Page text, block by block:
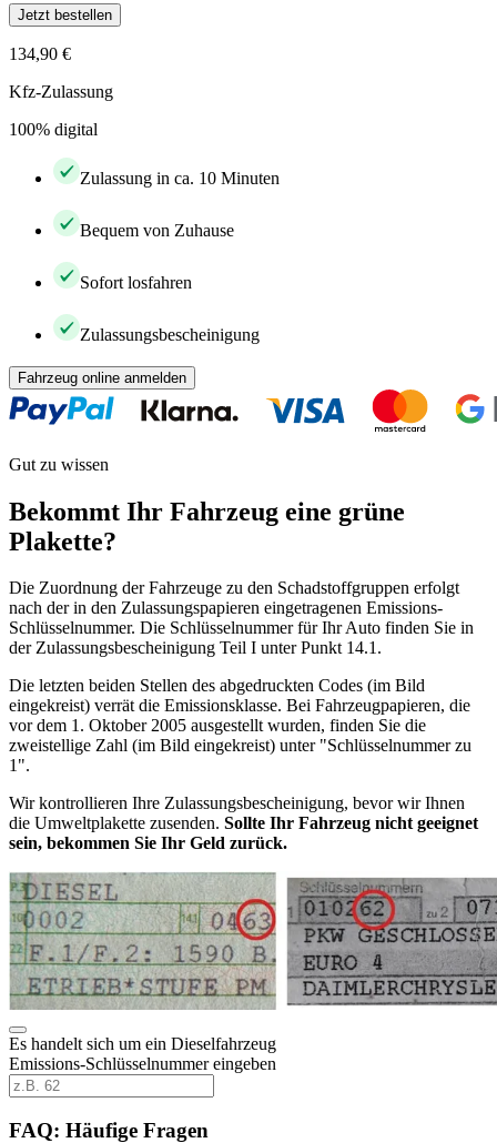
Jetzt bestellen
134,90 €
Kfz-Zulassung
100% digital
Zulassung in ca. 10 Minuten
Bequem von Zuhause
Sofort losfahren
Zulassungsbescheinigung
Fahrzeug online anmelden
Gut zu wissen
Bekommt Ihr Fahrzeug eine grüne
Plakette?
Die Zuordnung der Fahrzeuge zu den Schadstoffgruppen erfolgt
nach der in den Zulassungspapieren eingetragenen Emissions-
Schlüsselnummer. Die Schlüsselnummer für Ihr Auto finden Sie in
der Zulassungsbescheinigung Teil I unter Punkt 14.1.
Die letzten beiden Stellen des abgedruckten Codes (im Bild
eingekreist) verrät die Emissionsklasse. Bei Fahrzeugpapieren, die
vor dem 1. Oktober 2005 ausgestellt wurden, finden Sie die
zweistellige Zahl (im Bild eingekreist) unter "Schlüsselnummer zu
1".
Wir kontrollieren Ihre Zulassungsbescheinigung, bevor wir Ihnen
die Umweltplakette zusenden. Sollte Ihr Fahrzeug nicht geeignet
sein, bekommen Sie Ihr Geld zurück.
Es handelt sich um ein Dieselfahrzeug
Emissions-Schlüsselnummer eingeben
FAQ: Häufige Fragen